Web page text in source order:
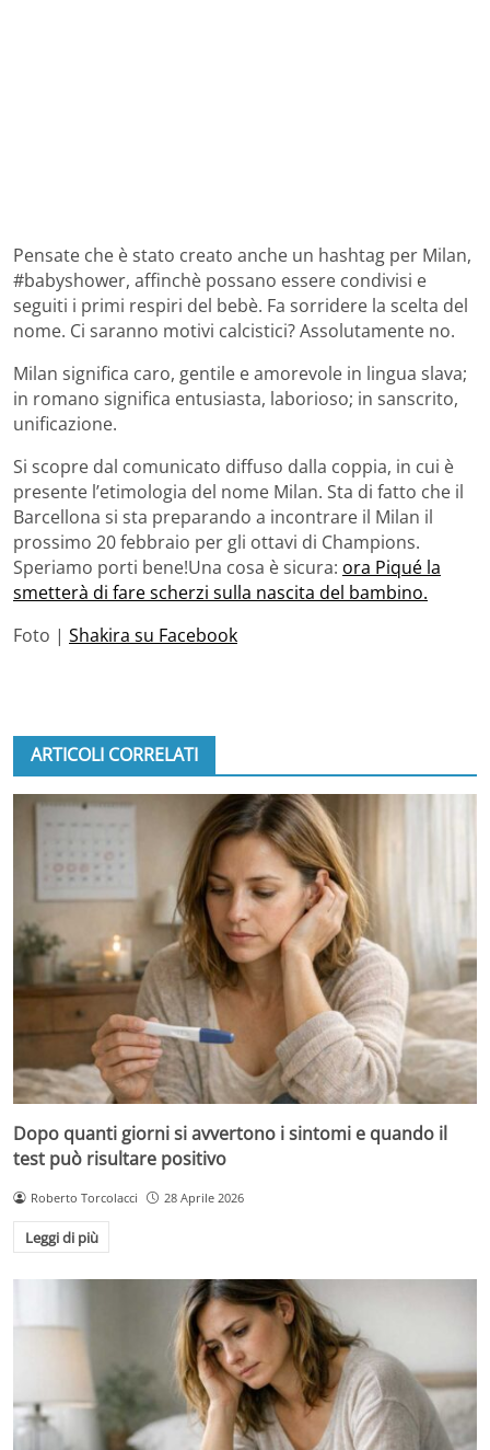
Pensate che è stato creato anche un hashtag per Milan,
#babyshower, affinchè possano essere condivisi e
seguiti i primi respiri del bebè. Fa sorridere la scelta del
nome. Ci saranno motivi calcistici? Assolutamente no.
Milan significa caro, gentile e amorevole in lingua slava;
in romano significa entusiasta, laborioso; in sanscrito,
unificazione.
Si scopre dal comunicato diffuso dalla coppia, in cui è
presente l’etimologia del nome Milan. Sta di fatto che il
Barcellona si sta preparando a incontrare il Milan il
prossimo 20 febbraio per gli ottavi di Champions.
Speriamo porti bene!Una cosa è sicura: ora Piqué la
smetterà di fare scherzi sulla nascita del bambino.
Foto | Shakira su Facebook
ARTICOLI CORRELATI
Dopo quanti giorni si avvertono i sintomi e quando il
test può risultare positivo
Roberto Torcolacci 28 Aprile 2026
Leggi di più